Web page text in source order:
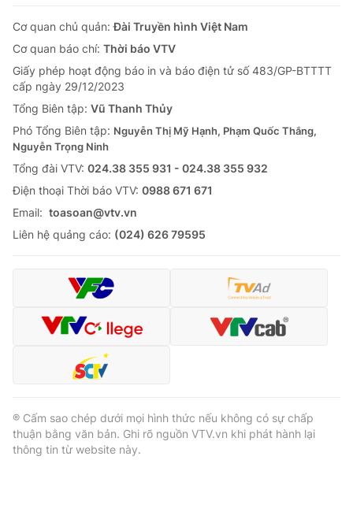
Cơ quan chủ quản:Đài Truyền hình Việt Nam
Cơ quan báo chí: Thời báo VTV
Giấy phép hoạt động báo in và báo điện tử số 483/GP-BTTTT
cấp ngày 29/12/2023
Tổng Biên tập: Vũ Thanh Thủy
Phó Tổng Biên tập: Nguyễn Thị Mỹ Hạnh, Phạm Quốc Thắng,
Nguyễn Trọng Ninh
Tổng đài VTV: 024.38 355 931 - 024.38 355 932
Ðiện thoại Thời báo VTV: 0988 671 671
Email: toasoan@vtv.vn
Liên hệ quảng cáo: (024) 626 79595
® Cấm sao chép dưới mọi hình thức nếu không có sự chấp
thuận bằng văn bản. Ghi rõ nguồn VTV.vn khi phát hành lại
thông tin từ website này.